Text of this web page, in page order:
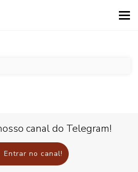
canal do Telegram!
Entrar no canal!